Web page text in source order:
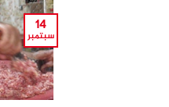
14
سبتمبر